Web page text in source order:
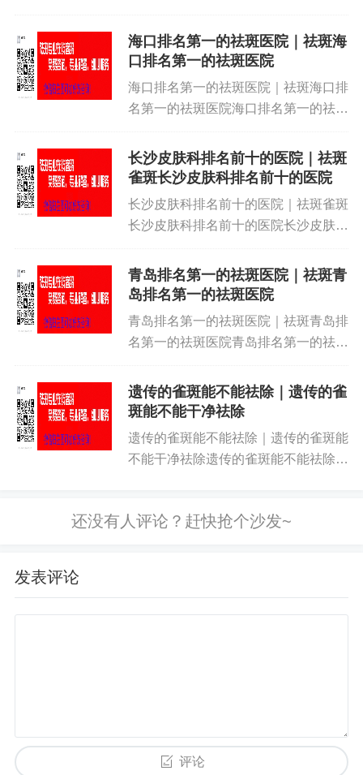
了黄褐斑怎么去｜祛斑脸上长了黄褐斑
怎么去除脸上长了黄褐斑怎么去｜祛斑
海口排名第一的祛斑医院｜祛斑海
口排名第一的祛斑医院
海口排名第一的祛斑医院｜祛斑海口排
名第一的祛斑医院海口排名第一的祛斑
口排名第一的祛斑医院｜祛斑海口排名
第一的祛斑医院海口排名第一的祛斑医
长沙皮肤科排名前十的医院｜祛斑
雀斑长沙皮肤科排名前十的医院
长沙皮肤科排名前十的医院｜祛斑雀斑
长沙皮肤科排名前十的医院长沙皮肤科
排名前十的医院长沙皮肤科排名前十的
医院｜祛斑雀斑长沙皮肤科排名前十的
青岛排名第一的祛斑医院｜祛斑青
岛排名第一的祛斑医院
青岛排名第一的祛斑医院｜祛斑青岛排
名第一的祛斑医院青岛排名第一的祛斑
岛排名第一的祛斑医院｜祛斑青岛排名
第一的祛斑医院青岛排名第一的祛斑医
遗传的雀斑能不能祛除｜遗传的雀
斑能不能干净祛除
遗传的雀斑能不能祛除｜遗传的雀斑能
不能干净祛除遗传的雀斑能不能祛除｜
除遗传的雀斑能不能祛除｜遗传的雀斑
发表评论
评论